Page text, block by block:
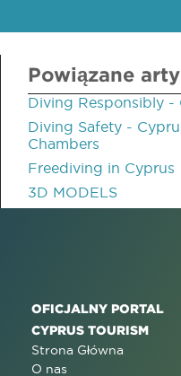
Powiązane
Diving Responsibly -
Diving Safety -
Chambers
Freediving in Cyprus
3D MODELS
OFICJALNY PORTAL
CYPRUS TOURISM
Strona Główna
O nas